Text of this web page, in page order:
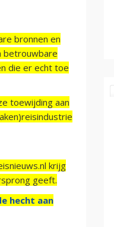
bronnen en
betrouwbare
die er echt toe
toewijding aan
krijg
geeft.
hecht aan